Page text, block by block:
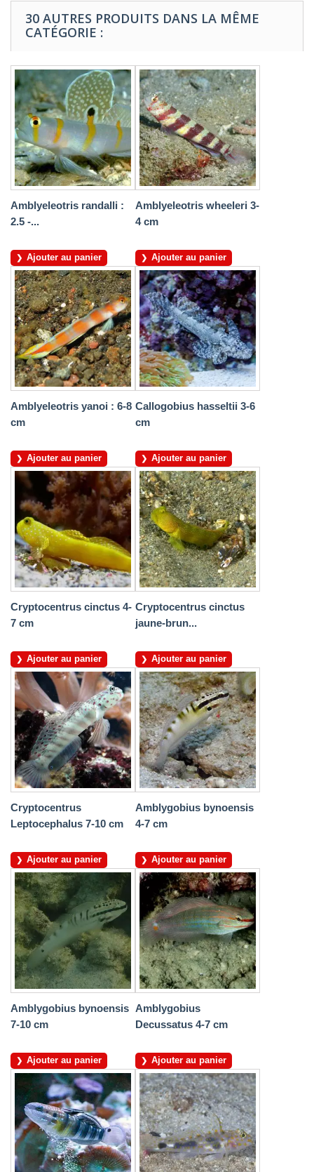
30 AUTRES PRODUITS DANS LA MÊME
CATÉGORIE :
Amblyeleotris randalli :
2.5 -...
Ajouter au panier
Amblyeleotris wheeleri 3-
4 cm
Ajouter au panier
Amblyeleotris yanoi : 6-8
cm
Ajouter au panier
Callogobius hasseltii 3-6
cm
Ajouter au panier
Cryptocentrus cinctus 4-
7 cm
Ajouter au panier
Cryptocentrus cinctus
jaune-brun...
Ajouter au panier
Cryptocentrus
Leptocephalus 7-10 cm
Ajouter au panier
Amblygobius bynoensis
4-7 cm
Ajouter au panier
Amblygobius bynoensis
7-10 cm
Ajouter au panier
Amblygobius
Decussatus 4-7 cm
Ajouter au panier